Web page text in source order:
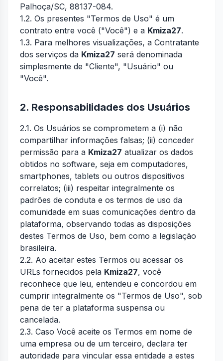
Palhoça/SC, 88137-084.
1.2. Os presentes "Termos de Uso" é um
contrato entre você ("Você") e a Kmiza27.
1.3. Para melhores visualizações, a Contratante
dos serviços da Kmiza27 será denominada
simplesmente de "Cliente", "Usuário" ou
"Você".
2. Responsabilidades dos Usuários
2.1. Os Usuários se comprometem a (i) não
compartilhar informações falsas; (ii) conceder
permissão para a Kmiza27 atualizar os dados
obtidos no software, seja em computadores,
smartphones, tablets ou outros dispositivos
correlatos; (iii) respeitar integralmente os
padrões de conduta e os termos de uso da
comunidade em suas comunicações dentro da
plataforma, observando todas as disposições
destes Termos de Uso, bem como a legislação
brasileira.
2.2. Ao aceitar estes Termos ou acessar os
URLs fornecidos pela Kmiza27, você
reconhece que leu, entendeu e concordou em
cumprir integralmente os "Termos de Uso", sob
pena de ter a plataforma suspensa ou
cancelada.
2.3. Caso Você aceite os Termos em nome de
uma empresa ou de um terceiro, declara ter
autoridade para vincular essa entidade a estes